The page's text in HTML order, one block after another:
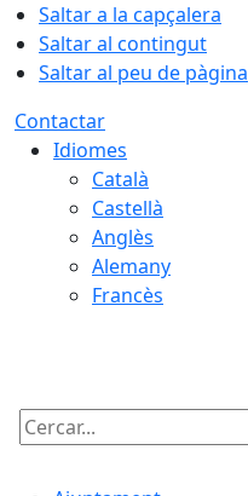
Saltar a la capçalera
Saltar al contingut
Saltar al peu de pàgina
Contactar
Idiomes
Català
Castellà
Anglès
Alemany
Francès
Cercar: